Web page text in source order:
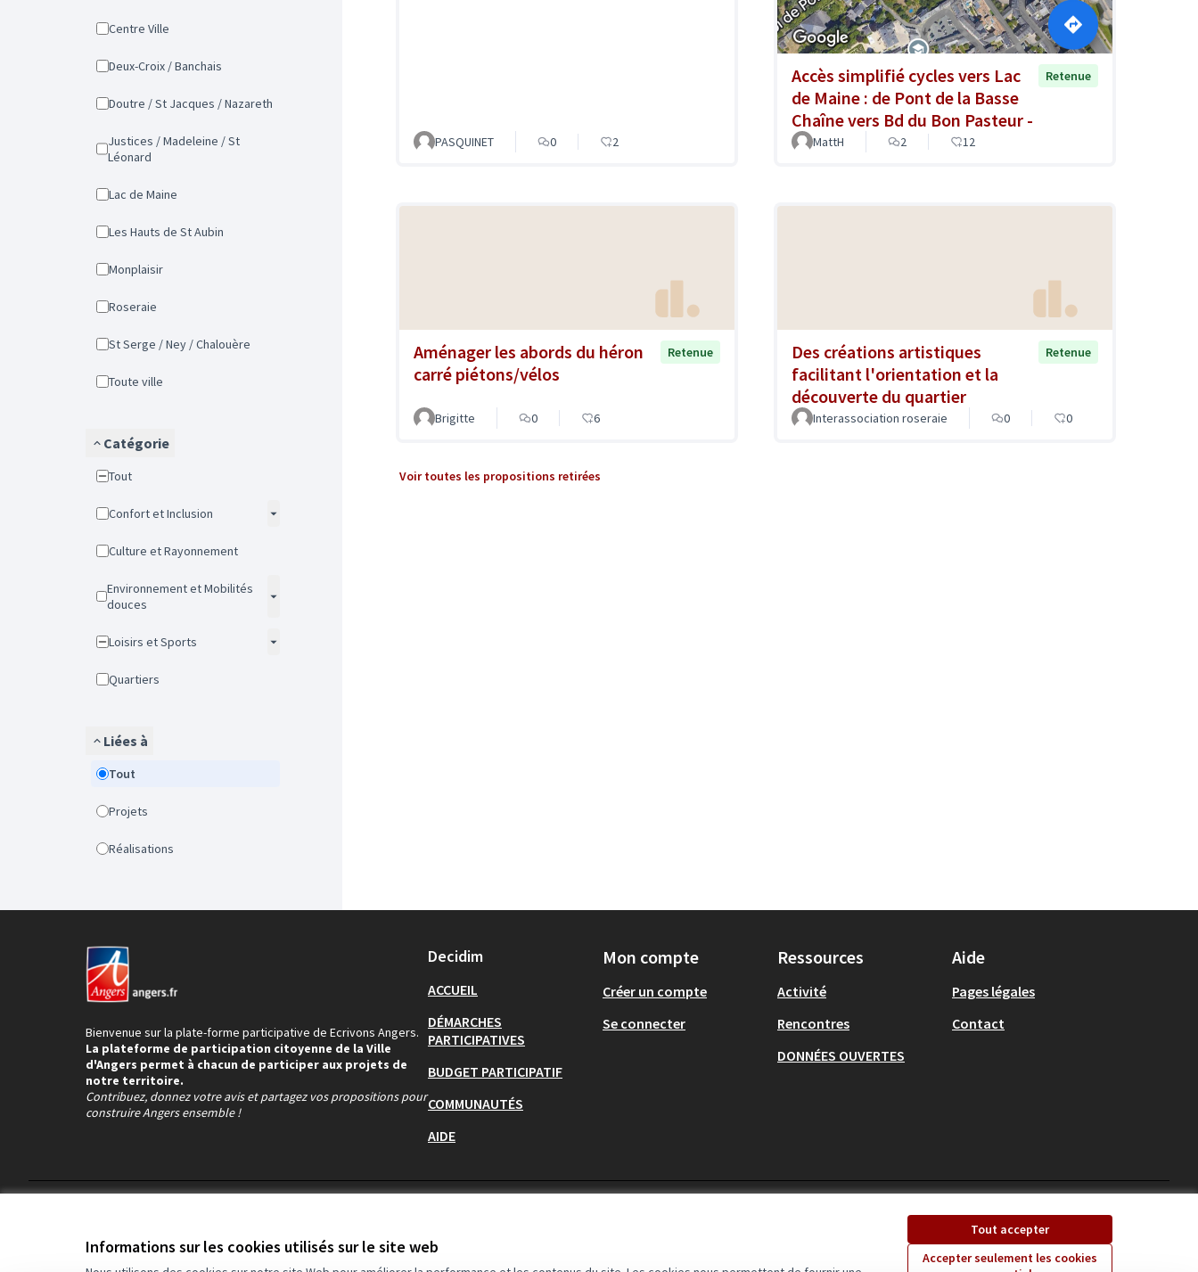
Informations sur les cookies utilisés sur le site web
Tout accepter
Accepter seulement les cookies
Centre Ville
Deux-Croix / Banchais
Doutre / St Jacques / Nazareth
Justices / Madeleine / St
Léonard
Lac de Maine
Les Hauts de St Aubin
Monplaisir
Roseraie
St Serge / Ney / Chalouère
Toute ville
Catégorie
Tout
Confort et Inclusion
Culture et Rayonnement
Environnement et Mobilités
douces
Loisirs et Sports
Quartiers
Liées à
Tout
Projets
Réalisations
PASQUINET 0 2
Accès simplifié cycles vers Lac
de Maine : de Pont de la Basse
Chaîne vers Bd du Bon Pasteur -
Retenue
MattH 2 12
Aménager les abords du héron
carré piétons/vélos
Retenue
Brigitte 0 6
Des créations artistiques
facilitant l'orientation et la
découverte du quartier
Retenue
Interassociation roseraie 0 0
Voir toutes les propositions retirées
Bienvenue sur la plate-forme participative de Ecrivons Angers.
La plateforme de participation citoyenne de la Ville
d'Angers permet à chacun de participer aux projets de
notre territoire.
Contribuez, donnez votre avis et partagez vos propositions pour
construire Angers ensemble !
Decidim
ACCUEIL
DÉMARCHES
PARTICIPATIVES
BUDGET PARTICIPATIF
COMMUNAUTÉS
AIDE
Mon compte
Créer un compte
Se connecter
Ressources
Activité
Rencontres
DONNÉES OUVERTES
Aide
Pages légales
Contact
(Lien externe)(Lien externe)